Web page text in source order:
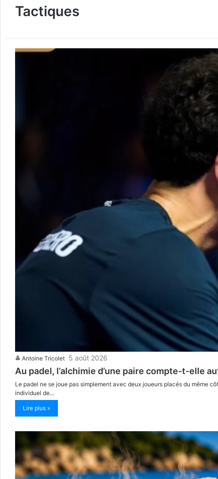
Tactiques
Antoine Tricolet 5 août 2026
Au padel, l’alchimie d’une paire compte-t-elle
Le padel ne se joue pas simplement avec deux joueurs placés du même
individuel de…
Lire plus »